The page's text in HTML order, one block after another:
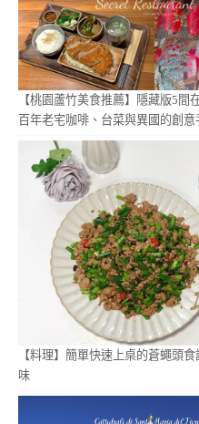
【桃園蘆竹美食推薦】隱藏版5
百年老宅咖啡、台菜與異國的創意
【料理】簡單快速上桌的蒼蠅頭
味